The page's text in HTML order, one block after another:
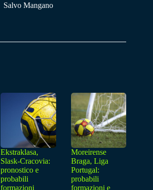
Salvo Mangano
Ekstraklasa,
Slask-Cracovia:
pronostico e
probabili
formazioni
Moreirense
Braga, Liga
Portugal:
probabili
formazioni e